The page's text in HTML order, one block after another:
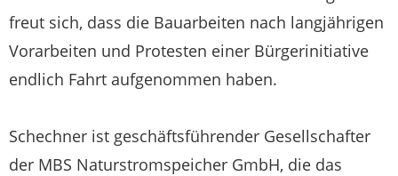
freut sich, dass die Bauarbeiten nach langjährigen
Vorarbeiten und Protesten einer Bürgerinitiative
endlich Fahrt aufgenommen haben.
Schechner ist geschäftsführender Gesellschafter
der MBS Naturstromspeicher GmbH, die das